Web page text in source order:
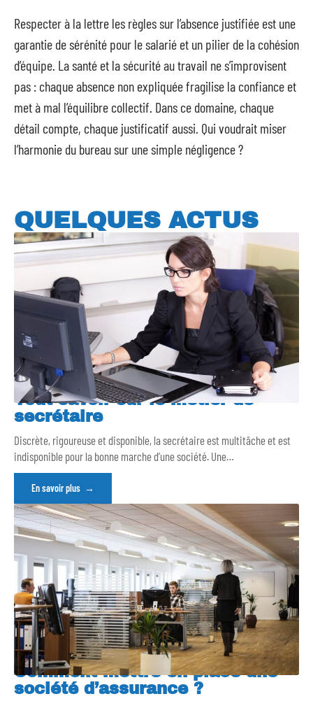
Respecter à la lettre les règles sur l’absence justifiée est une
garantie de sérénité pour le salarié et un pilier de la cohésion
d’équipe. La santé et la sécurité au travail ne s’improvisent
pas : chaque absence non expliquée fragilise la confiance et
met à mal l’équilibre collectif. Dans ce domaine, chaque
détail compte, chaque justificatif aussi. Qui voudrait miser
l’harmonie du bureau sur une simple négligence ?
QUELQUES ACTUS
Tout savoir sur le métier de
secrétaire
Discrète, rigoureuse et disponible, la secrétaire est multitâche et est
indisponible pour la bonne marche d’une société. Une…
En savoir plus
Comment mettre en place une
société d’assurance ?